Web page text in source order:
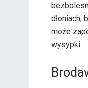
dłoniach,
może
wysypki.